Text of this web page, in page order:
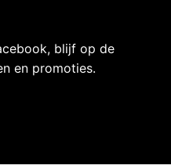
blijf op de
en promoties.